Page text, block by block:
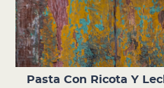
Pasta Con Ricota Y